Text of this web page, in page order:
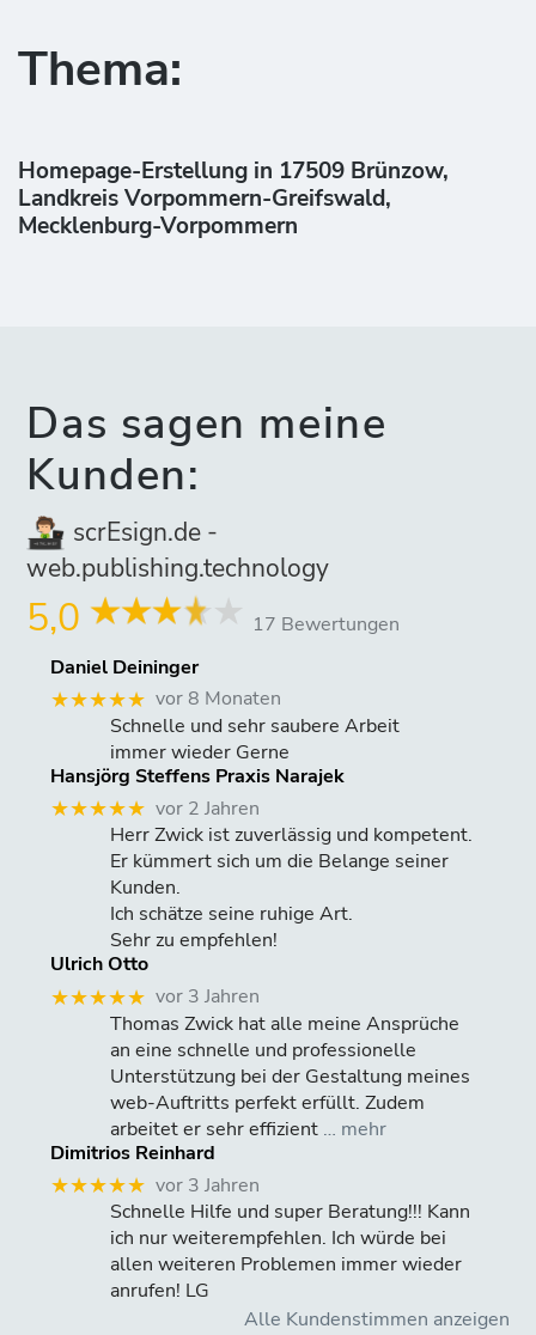
Thema:
Homepage-Erstellung in 17509 Brünzow,
Landkreis Vorpommern-Greifswald,
Mecklenburg-Vorpommern
Das sagen meine
Kunden:
scrEsign.de -
web.publishing.technology
5,0
17 Bewertungen
Daniel Deininger
★★★★★ vor 8 Monaten
Schnelle und sehr saubere Arbeit
immer wieder Gerne
Hansjörg Steffens Praxis Narajek
★★★★★ vor 2 Jahren
Herr Zwick ist zuverlässig und kompetent.
Er kümmert sich um die Belange seiner
Kunden.
Ich schätze seine ruhige Art.
Sehr zu empfehlen!
Ulrich Otto
★★★★★ vor 3 Jahren
Thomas Zwick hat alle meine Ansprüche
an eine schnelle und professionelle
Unterstützung bei der Gestaltung meines
web-Auftritts perfekt erfüllt. Zudem
arbeitet er sehr effizient … mehr
Dimitrios Reinhard
★★★★★ vor 3 Jahren
Schnelle Hilfe und super Beratung!!! Kann
ich nur weiterempfehlen. Ich würde bei
allen weiteren Problemen immer wieder
anrufen! LG
Alle Kundenstimmen anzeigen